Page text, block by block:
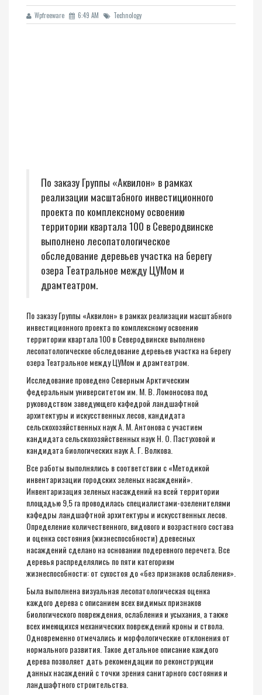
Wpfreeware 6:49 AM Technology
По заказу Группы «Аквилон» в рамках
реализации масштабного инвестиционного
проекта по комплексному освоению
территории квартала 100 в Северодвинске
выполнено лесопатологическое
обследование деревьев участка на берегу
озера Театральное между ЦУМом и
драмтеатром.
По заказу Группы «Аквилон» в рамках реализации масштабного
инвестиционного проекта по комплексному освоению
территории квартала 100 в Северодвинске выполнено
лесопатологическое обследование деревьев участка на берегу
озера Театральное между ЦУМом и драмтеатром.
Исследование проведено Северным Арктическим
федеральным университетом им. М. В. Ломоносова под
руководством заведующего кафедрой ландшафтной
архитектуры и искусственных лесов, кандидата
сельскохозяйственных наук А. М. Антонова с участием
кандидата сельскохозяйственных наук Н. О. Пастуховой и
кандидата биологических наук А. Г. Волкова.
Все работы выполнялись в соответствии с «Методикой
инвентаризации городских зеленых насаждений».
Инвентаризация зеленых насаждений на всей территории
площадью 9,5 га проводилась специалистами-озеленителями
кафедры ландшафтной архитектуры и искусственных лесов.
Определение количественного, видового и возрастного состава
и оценка состояния (жизнеспособности) древесных
насаждений сделано на основании подеревного перечета. Все
деревья распределялись по пяти категориям
жизнеспособности: от сухостоя до «без признаков ослабления».
Была выполнена визуальная лесопатологическая оценка
каждого дерева с описанием всех видимых признаков
биологического повреждения, ослабления и усыхания, а также
всех имеющихся механических повреждений кроны и ствола.
Одновременно отмечались и морфологические отклонения от
нормального развития. Такое детальное описание каждого
дерева позволяет дать рекомендации по реконструкции
данных насаждений с точки зрения санитарного состояния и
ландшафтного строительства.